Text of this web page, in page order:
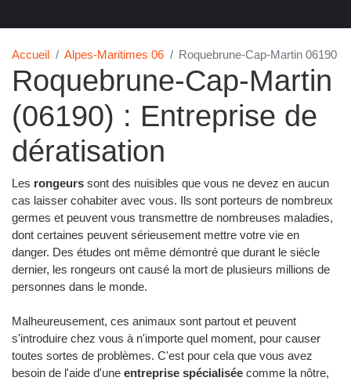
Accueil Alpes-Maritimes 06 Roquebrune-Cap-Martin 06190
Roquebrune-Cap-Martin
(06190) : Entreprise de
dératisation
Les rongeurs sont des nuisibles que vous ne devez en aucun
cas laisser cohabiter avec vous. Ils sont porteurs de nombreux
germes et peuvent vous transmettre de nombreuses maladies,
dont certaines peuvent sérieusement mettre votre vie en
danger. Des études ont même démontré que durant le siècle
dernier, les rongeurs ont causé la mort de plusieurs millions de
personnes dans le monde.
Malheureusement, ces animaux sont partout et peuvent
s'introduire chez vous à n'importe quel moment, pour causer
toutes sortes de problèmes. C'est pour cela que vous avez
besoin de l'aide d'une entreprise spécialisée comme la nôtre,